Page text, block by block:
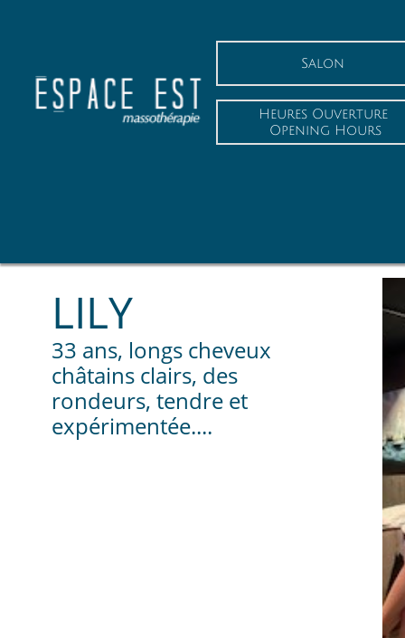
Salon
Heures Ouverture
Opening Hours
LILY
33 ans, longs cheveux
châtains clairs, des
rondeurs, tendre et
expérimentée....